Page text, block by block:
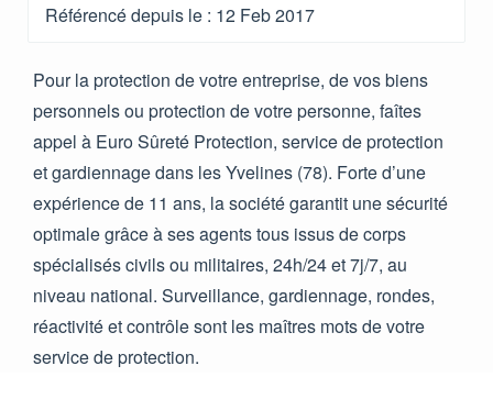
Référencé depuis le : 12 Feb 2017
Pour la protection de votre entreprise, de vos biens
personnels ou protection de votre personne, faîtes
appel à Euro Sûreté Protection, service de protection
et gardiennage dans les Yvelines (78). Forte d’une
expérience de 11 ans, la société garantit une sécurité
optimale grâce à ses agents tous issus de corps
spécialisés civils ou militaires, 24h/24 et 7j/7, au
niveau national. Surveillance, gardiennage, rondes,
réactivité et contrôle sont les maîtres mots de votre
service de protection.